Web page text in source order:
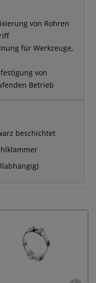
von Rohren
für Werkzeuge,
von
Betrieb
beschichtet